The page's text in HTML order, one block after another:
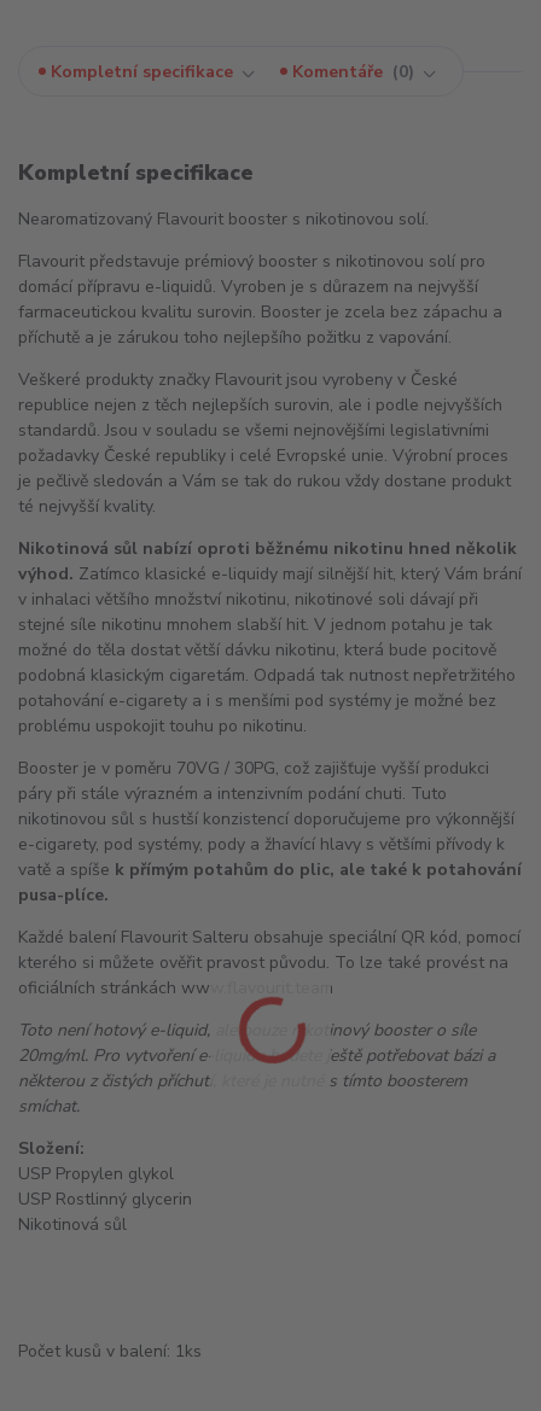
Kompletní specifikace Komentáře 0
Kompletní specifikace
Nearomatizovaný Flavourit booster s nikotinovou solí.
Flavourit představuje prémiový booster s nikotinovou solí pro
domácí přípravu e-liquidů. Vyroben je s důrazem na nejvyšší
farmaceutickou kvalitu surovin. Booster je zcela bez zápachu a
příchutě a je zárukou toho nejlepšího požitku z vapování.
Veškeré produkty značky Flavourit jsou vyrobeny v České
republice nejen z těch nejlepších surovin, ale i podle nejvyšších
standardů. Jsou v souladu se všemi nejnovějšími legislativními
požadavky České republiky i celé Evropské unie. Výrobní proces
je pečlivě sledován a Vám se tak do rukou vždy dostane produkt
té nejvyšší kvality.
Nikotinová sůl nabízí oproti běžnému nikotinu hned několik
výhod. Zatímco klasické e-liquidy mají silnější hit, který Vám brání
v inhalaci většího množství nikotinu, nikotinové soli dávají při
stejné síle nikotinu mnohem slabší hit. V jednom potahu je tak
možné do těla dostat větší dávku nikotinu, která bude pocitově
podobná klasickým cigaretám. Odpadá tak nutnost nepřetržitého
potahování e-cigarety a i s menšími pod systémy je možné bez
problému uspokojit touhu po nikotinu.
Booster je v poměru 70VG / 30PG, což zajišťuje vyšší produkci
páry při stále výrazném a intenzivním podání chuti. Tuto
nikotinovou sůl s hustší konzistencí doporučujeme pro výkonnější
e-cigarety, pod systémy, pody a žhavící hlavy s většími přívody k
vatě a spíše k přímým potahům do plic, ale také k potahování
pusa-plíce.
Každé balení Flavourit Salteru obsahuje speciální QR kód, pomocí
kterého si můžete ověřit pravost původu. To lze také provést na
oficiálních stránkách www.flavourit.team
Toto není hotový e-liquid, ale pouze nikotinový booster o síle
20mg/ml. Pro vytvoření e-liquidu budete ještě potřebovat bázi a
některou z čistých příchutí, které je nutné s tímto boosterem
smíchat.
Složení:
USP Propylen glykol
USP Rostlinný glycerin
Nikotinová sůl
Počet kusů v balení: 1ks